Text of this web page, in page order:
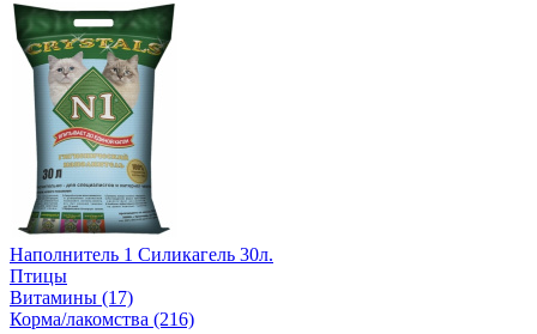
Наполнитель 1 Силикагель 30л.
Птицы
Витамины (17)
Корма/лакомства (216)